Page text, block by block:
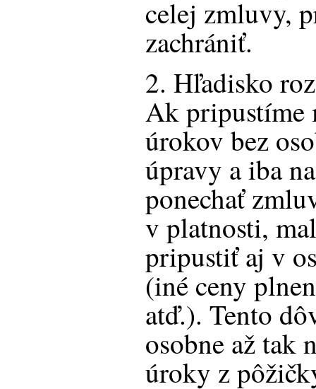
celej zmluvy,
zachrániť.
2. Hľadisko
Ak pripustíme
úrokov bez
úpravy a iba
ponechať
v platnosti,
pripustiť aj v
(iné ceny
atď.). Tento
osobne až tak
úroky z